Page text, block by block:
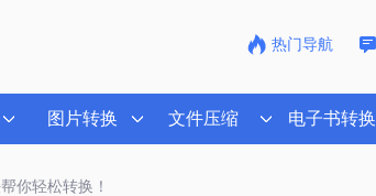
热门导航
图片转换 文件压缩 电子书转换
你轻松转换！